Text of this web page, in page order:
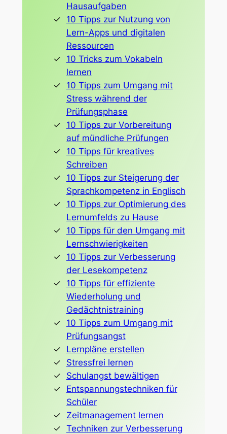
Hausaufgaben
10 Tipps zur Nutzung von
Lern-Apps und digitalen
Ressourcen
10 Tricks zum Vokabeln
lernen
10 Tipps zum Umgang mit
Stress während der
Prüfungsphase
10 Tipps zur Vorbereitung
auf mündliche Prüfungen
10 Tipps für kreatives
Schreiben
10 Tipps zur Steigerung der
Sprachkompetenz in Englisch
10 Tipps zur Optimierung des
Lernumfelds zu Hause
10 Tipps für den Umgang mit
Lernschwierigkeiten
10 Tipps zur Verbesserung
der Lesekompetenz
10 Tipps für effiziente
Wiederholung und
Gedächtnistraining
10 Tipps zum Umgang mit
Prüfungsangst
Lernpläne erstellen
Stressfrei lernen
Schulangst bewältigen
Entspannungstechniken für
Schüler
Zeitmanagement lernen
Techniken zur Verbesserung